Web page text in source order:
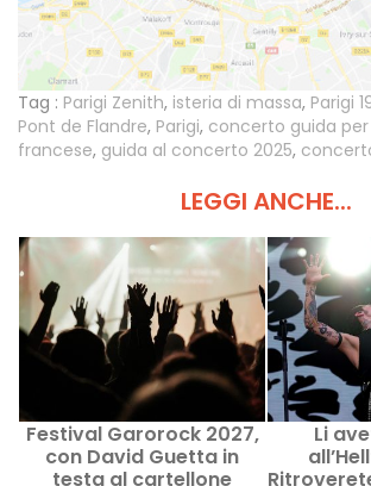
Tag : Parigi Zenith, isteria di massa, Parigi
Pont de Flandre, Parigi, concerto guida
francese, guida al concerto 2025,
LEGGI ANCHE...
Festival Garorock 2027,
con David Guetta in
testa al cartellone
Li